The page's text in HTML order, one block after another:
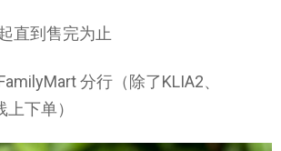
直到售完为止
分行（除了KLIA2、
下单）